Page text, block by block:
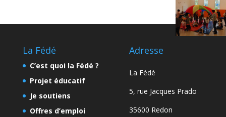
La Fédé
C’est quoi la Fédé ?
Projet éducatif
Je soutiens
Offres d’emploi
Adresse
La Fédé
5, rue Jacques Prado
35600 Redon